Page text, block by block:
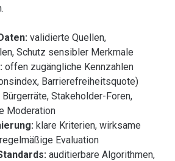
validierte Quellen,
Schutz sensibler Merkmale
offen zugängliche Kennzahlen
Barrierefreiheitsquote)
Bürgerräte, Stakeholder-Foren,
Moderation
klare Kriterien, wirksame
Evaluation
auditierbare Algorithmen,